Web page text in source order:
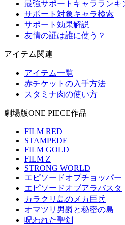
最強サポートキャラランキ
サポート対象キャラ検索
サポート効果解説
友情の証は誰に使う？
アイテム関連
アイテム一覧
赤チケットの入手方法
スタミナ肉の使い方
劇場版ONE PIECE作品
FILM RED
STAMPEDE
FILM GOLD
FILM Z
STRONG WORLD
エピソードオブチョッパー
エピソードオブアラバスタ
カラクリ島のメカ巨兵
オマツリ男爵と秘密の島
呪われた聖剣